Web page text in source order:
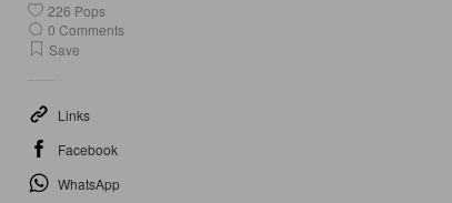
226 Pops
0 Comments
Save
Links
Facebook
WhatsApp